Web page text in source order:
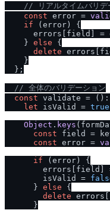
/ / リアルタイムバリデ
const error =
if (error) {
errors[field] =
    }
else {
delete
    }
  };
/ / 全体のバリデーション
const validate = ():
let isValid = true
Object . keys
const field =
const error =
if (error) {
errors[field]
        isValid =
      }
else {
delete
      }